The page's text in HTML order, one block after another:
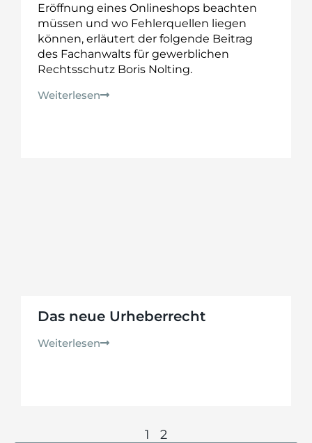
Eröffnung eines Onlineshops beachten
müssen und wo Fehlerquellen liegen
können, erläutert der folgende Beitrag
des Fachanwalts für gewerblichen
Rechtsschutz Boris Nolting.
Weiterlesen
Das neue Urheberrecht
Weiterlesen
1 2